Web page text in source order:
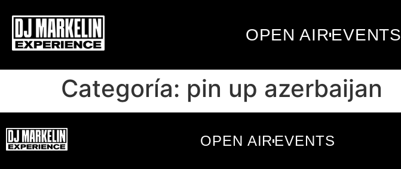
OPEN AIREVENTS
Categoría: pin up azerbaijan
OPEN AIREVENTS